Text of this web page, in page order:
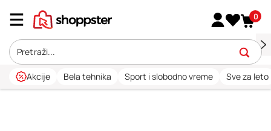
0
Akcije Bela tehnika Sport i slobodno vreme Sve za leto